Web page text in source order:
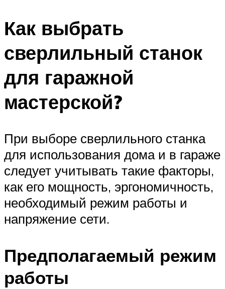
Как выбрать
сверлильный станок
для гаражной
мастерской?
При выборе сверлильного станка
для использования дома и в гараже
следует учитывать такие факторы,
как его мощность, эргономичность,
необходимый режим работы и
напряжение сети.
Предполагаемый режим
работы